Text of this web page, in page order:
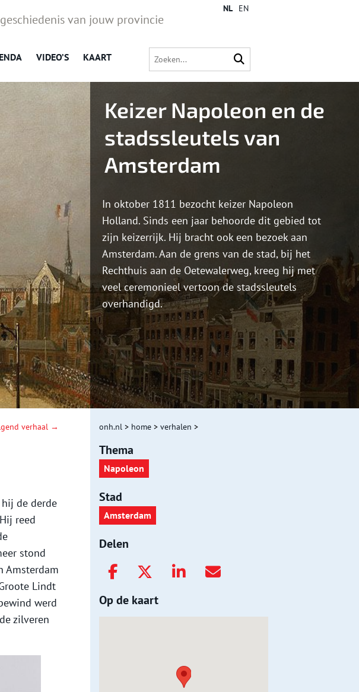
van jouw provincie
VIDEO’S KAART
NL EN
Keizer Napoleon en de
stadssleutels van
Amsterdam
In oktober 1811 bezocht keizer Napoleon
Holland. Sinds een jaar behoorde dit gebied tot
zijn keizerrijk. Hij bracht ook een bezoek aan
Amsterdam. Aan de grens van de stad, bij het
Rechthuis aan de Oetewalerweg, kreeg hij met
veel ceremonieel vertoon de stadssleutels
overhandigd.
verhaal →
de derde
reed
stond
Amsterdam
Lindt
werd
zilveren
onh.nl > home > verhalen >
Thema
Napoleon
Stad
Amsterdam
Delen
Op de kaart